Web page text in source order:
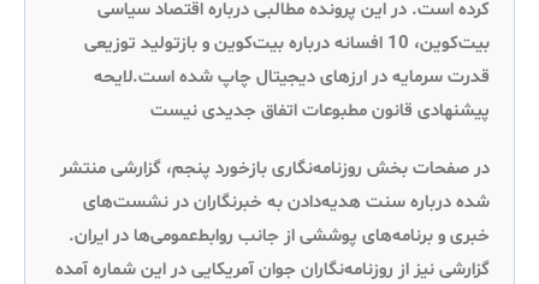
کرده است. در این پرونده مطالبی درباره اقتصاد سیاسی
بیت‌کوین، 10 افسانه درباره بیت‌کوین و بازتولید توزیعی
قدرت سرمایه در ارزهای دیجیتال چاپ شده است.لایحه
پیشنهادی قانون مطبوعات اتفاق جدیدی نیست
در صفحات بخش روزنامه‌نگاری بازخورد پنجم، گزارشی منتشر
شده درباره سنت هدیه‌دادن به خبرنگاران در نشست‌های
خبری و برنامه‌های پوششی از جانب روابط‌عمومی‌ها در ایران.
گزارشی نیز از روزنامه‌نگاران جوان آمریکایی در این شماره آمده